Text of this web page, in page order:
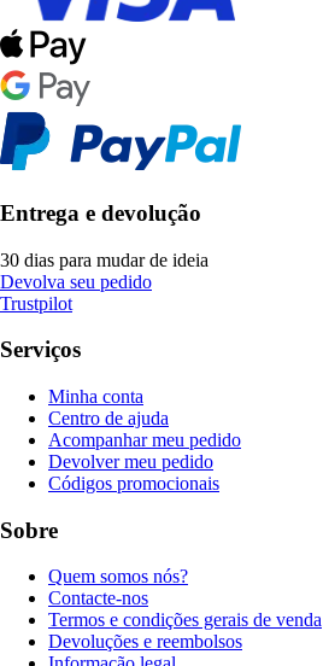
Entrega e devolução
30 dias para mudar de ideia
Devolva seu pedido
Trustpilot
Serviços
Minha conta
Centro de ajuda
Acompanhar meu pedido
Devolver meu pedido
Códigos promocionais
Sobre
Quem somos nós?
Contacte-nos
Termos e condições gerais de venda
Devoluções e reembolsos